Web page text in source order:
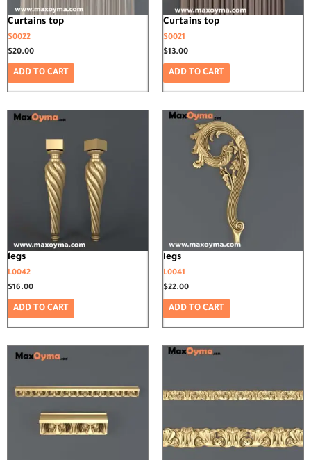
Curtains top
S0022
$20.00
ADD TO CART
Curtains top
S0021
$13.00
ADD TO CART
legs
L0042
$16.00
ADD TO CART
legs
L0041
$22.00
ADD TO CART